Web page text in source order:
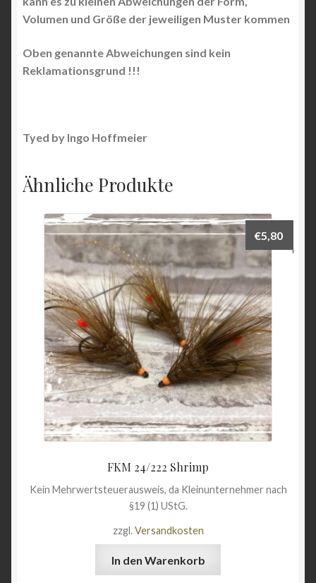
Volumen und Größe der jeweiligen Muster kommen
Oben genannte Abweichungen sind kein
Reklamationsgrund !!!
Tyed by Ingo Hoffmeier
Ähnliche Produkte
FKM 24/222 Shrimp
€5,80
Kein Mehrwertsteuerausweis, da Kleinunternehmer nach
§19 (1) UStG.
zzgl.Versandkosten
In den Warenkorb